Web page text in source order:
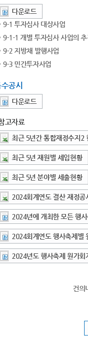
다운로드
9-1 투자심사 대상사업
9-1-1 개별 투자심사 사업의
9-2 지방채 발행사업
9-3 민간투자사업
공시
다운로드
고자료
최근 5년간 통합재정수지2
최근 5년 재원별 세입현황
최근 5년 분야별 세출현황
2024회계연도 결산 재정
2024년에 개최한 모든 행
2024회계연도 행사축제별
2024년도 행사축제 원가회
건의